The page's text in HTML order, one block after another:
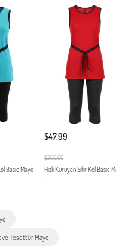
Basic Mayo
$47.99
$200.00
Hızlı Kuruyan Sıfır Kol Basic
...
Tesettür Mayo